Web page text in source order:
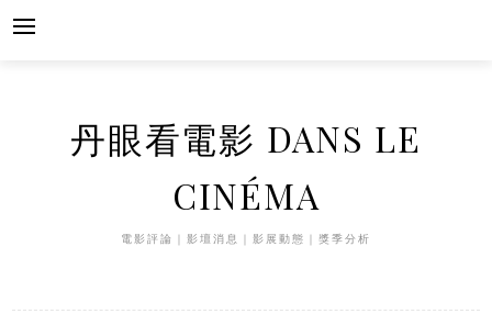
Skip
丹眼看電影 DANS LE
CINÉMA
電影評論｜影壇消息｜影展動態｜獎季分析